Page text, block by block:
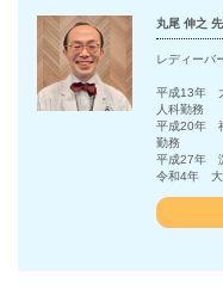
丸尾 伸之
レディーバ
平成13年
人科勤務
平成20年
勤務
平成27年
令和4年 大